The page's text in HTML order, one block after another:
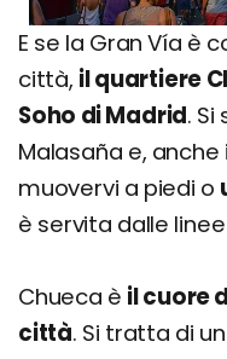
E se la Gran Vía è
città, il quartiere
Soho di Madrid.
Malasaña e,
muovervi a piedi o
è servita dalle linee
Chueca è il cuore
città. Si tratta di